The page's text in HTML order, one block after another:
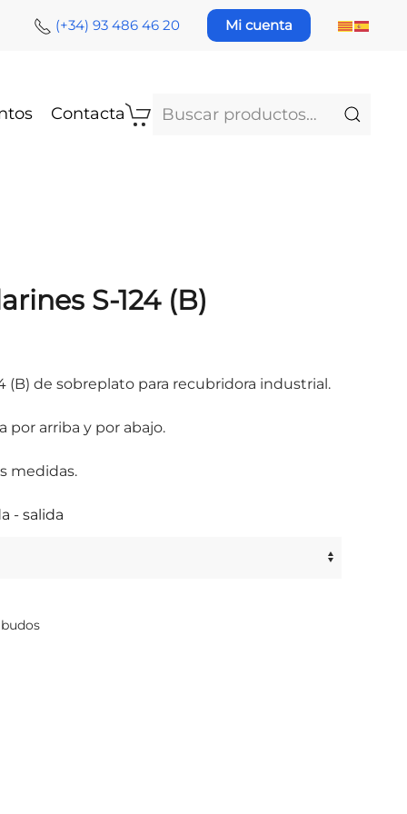
(+34) 93 486 46 20 Mi cuenta
Contacta
Buscar
S-124 (B)
(B) de sobreplato para recubridora industrial.
por arriba y por abajo.
medidas.
- salida